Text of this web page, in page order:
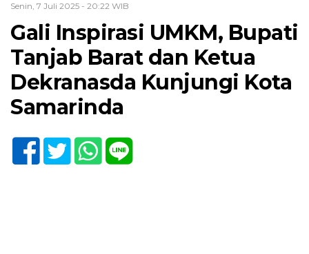
Senin, 7 Juli 2025 - 20:22 WIB
Gali Inspirasi UMKM, Bupati
Tanjab Barat dan Ketua
Dekranasda Kunjungi Kota
Samarinda